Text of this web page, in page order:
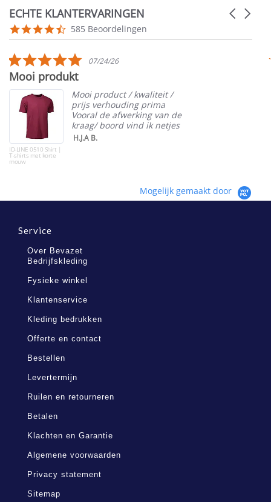
ECHTE KLANTERVARINGEN
Reviews
carousel
Carousel
4.5
star
585 Beoordelingen
5.0
star
07/24/26
Mooi produkt
ID-LINE 0510 Shirt |
T-shirts met korte
mouw
Mooi product / kwaliteit /
prijs verhouding prima
Vooral de afwerking van de
kraag/ boord vind ik netjes
H.J.A B.
Mogelijk gemaakt door
Service
Over Bevazet
Bedrijfskleding
Fysieke winkel
Klantenservice
Kleding bedrukken
Offerte en contact
Bestellen
Levertermijn
Ruilen en retourneren
Betalen
Klachten en Garantie
Algemene voorwaarden
Privacy statement
Sitemap